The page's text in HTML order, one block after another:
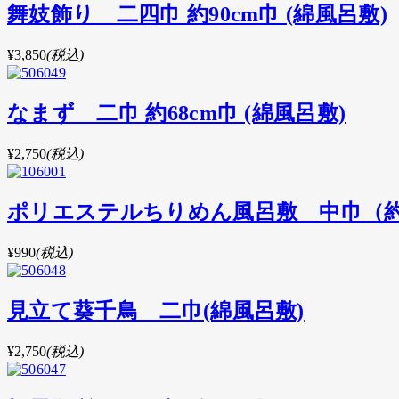
舞妓飾り 二四巾 約90cm巾 (綿風呂敷)
¥3,850(税込)
なまず 二巾 約68cm巾 (綿風呂敷)
¥2,750(税込)
ポリエステルちりめん風呂敷 中巾（約
¥990(税込)
見立て葵千鳥 二巾(綿風呂敷)
¥2,750(税込)